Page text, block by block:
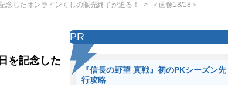
念したオンラインくじの販売終了が迫る！ ＜画像18/18＞
を記念した
PR
『信長の野望 真戦』初のPKシーズン先
行攻略